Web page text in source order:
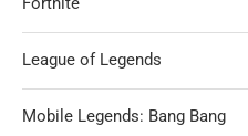
League of Legends
Mobile Legends: Bang Bang